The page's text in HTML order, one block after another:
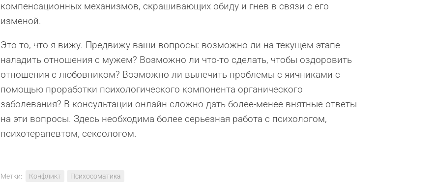
компенсационных механизмов, скрашивающих обиду и гнев в связи с его
изменой.
Это то, что я вижу. Предвижу ваши вопросы: возможно ли на текущем этапе
наладить отношения с мужем? Возможно ли что-то сделать, чтобы оздоровить
отношения с любовником? Возможно ли вылечить проблемы с яичниками с
помощью проработки психологического компонента органического
заболевания? В консультации онлайн сложно дать более-менее внятные ответы
на эти вопросы. Здесь необходима более серьезная работа с психологом,
психотерапевтом, сексологом.
Метки: Конфликт Психосоматика